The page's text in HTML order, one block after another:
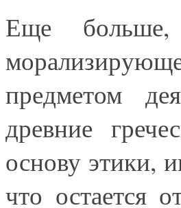
Еще
предметом
древние
основу этики,
что остается